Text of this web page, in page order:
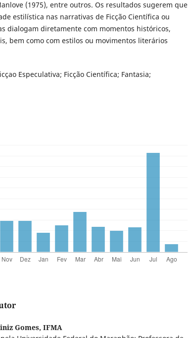
(1975), entre outros. Os resultados sugerem que
estilística nas narrativas de Ficção Científica ou
dialogam diretamente com momentos históricos,
bem como com estilos ou movimentos literários
Especulativa; Ficção Científica; Fantasia;
Gomes, IFMA